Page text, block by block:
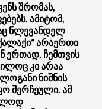
შრომას,
ამიტომ,
წლევანდელ
არაერთი
ერთად, ჩემთვის
კი არაა
ნიშნის
შერჩეული. ამ